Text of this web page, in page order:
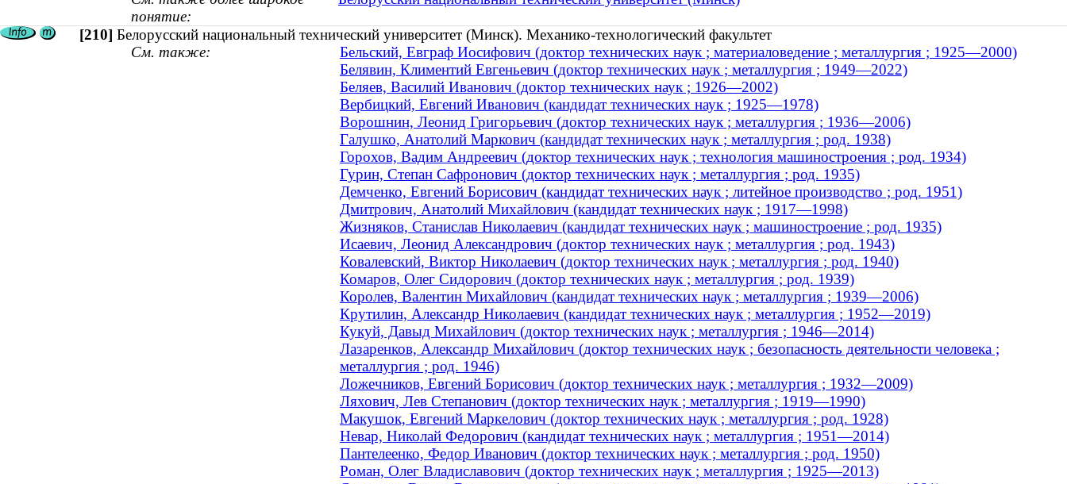
понятие:
[210] Белорусский национальный технический университет (Минск). Механико-технологический факультет
См. также:
Бельский, Евграф Иосифович (доктор технических наук ; материаловедение ; металлургия ; 1925—2000)
Белявин, Климентий Евгеньевич (доктор технических наук ; металлургия ; 1949—2022)
Беляев, Василий Иванович (доктор технических наук ; 1926—2002)
Вербицкий, Евгений Иванович (кандидат технических наук ; 1925—1978)
Ворошнин, Леонид Григорьевич (доктор технических наук ; металлургия ; 1936—2006)
Галушко, Анатолий Маркович (кандидат технических наук ; металлургия ; род. 1938)
Горохов, Вадим Андреевич (доктор технических наук ; технология машиностроения ; род. 1934)
Гурин, Степан Сафронович (доктор технических наук ; металлургия ; род. 1935)
Демченко, Евгений Борисович (кандидат технических наук ; литейное производство ; род. 1951)
Дмитрович, Анатолий Михайлович (кандидат технических наук ; 1917—1998)
Жизняков, Станислав Николаевич (кандидат технических наук ; машиностроение ; род. 1935)
Исаевич, Леонид Александрович (доктор технических наук ; металлургия ; род. 1943)
Ковалевский, Виктор Николаевич (доктор технических наук ; металлургия ; род. 1940)
Комаров, Олег Сидорович (доктор технических наук ; металлургия ; род. 1939)
Королев, Валентин Михайлович (кандидат технических наук ; металлургия ; 1939—2006)
Крутилин, Александр Николаевич (кандидат технических наук ; металлургия ; 1952—2019)
Кукуй, Давыд Михайлович (доктор технических наук ; металлургия ; 1946—2014)
Лазаренков, Александр Михайлович (доктор технических наук ; безопасность деятельности человека ;
металлургия ; род. 1946)
Ложечников, Евгений Борисович (доктор технических наук ; металлургия ; 1932—2009)
Ляхович, Лев Степанович (доктор технических наук ; металлургия ; 1919—1990)
Макушок, Евгений Маркелович (доктор технических наук ; металлургия ; род. 1928)
Невар, Николай Федорович (кандидат технических наук ; металлургия ; 1951—2014)
Пантелеенко, Федор Иванович (доктор технических наук ; металлургия ; род. 1950)
Роман, Олег Владиславович (доктор технических наук ; металлургия ; 1925—2013)